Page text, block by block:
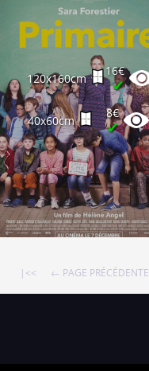
120x160cm
16€
✔
40x60cm
8€
✔
|<< ← PAGE PRÉCÉDENTE